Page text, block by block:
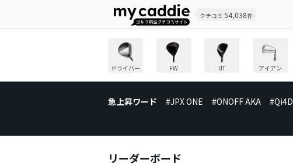
クチコミ 54,038件
ドライバー FW UT アイアン
急上昇ワード #JPX ONE #ONOFF AKA #Qi4D
リーダーボード